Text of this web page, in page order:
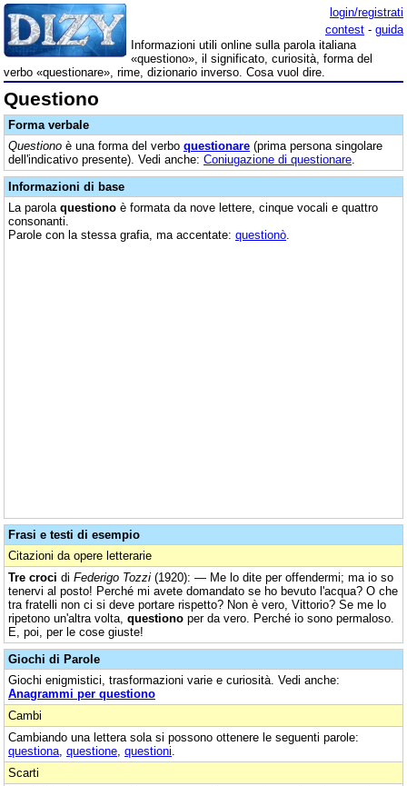
login/registrati
contest - guida
Informazioni utili online sulla parola italiana
«questiono», il significato, curiosità, forma del
verbo «questionare», rime, dizionario inverso. Cosa vuol dire.
Questiono
Forma verbale
Questiono è una forma del verbo questionare (prima persona singolare
dell'indicativo presente). Vedi anche: Coniugazione di questionare
Informazioni di base
La parola questiono è formata da nove lettere, cinque vocali e quattro
consonanti.
Parole con la stessa grafia, ma accentate: questionò
Frasi e testi di esempio
Citazioni da opere letterarie
Tre croci di Federigo Tozzi (1920): — Me lo dite per offendermi; ma io so
tenervi al posto! Perché mi avete domandato se ho bevuto l'acqua? O che
tra fratelli non ci si deve portare rispetto? Non è vero, Vittorio? Se me lo
ripetono un'altra volta, questiono per da vero. Perché io sono permaloso.
E, poi, per le cose giuste!
Giochi di Parole
Giochi enigmistici, trasformazioni varie e curiosità. Vedi anche:
Anagrammi per questiono
Cambi
Cambiando una lettera sola si possono ottenere le seguenti parole:
questiona questione questioni
Scarti